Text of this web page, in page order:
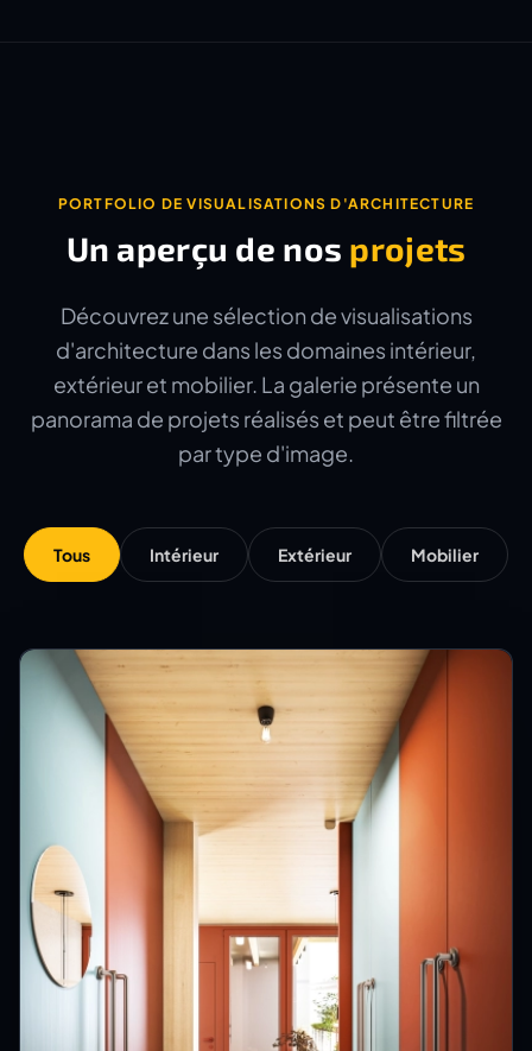
PORTFOLIO DE VISUALISATIONS D'ARCHITECTURE
Un aperçu de nos projets
Découvrez une sélection de visualisations
d'architecture dans les domaines intérieur,
extérieur et mobilier. La galerie présente un
panorama de projets réalisés et peut être filtrée
par type d'image.
Tous Intérieur Extérieur Mobilier